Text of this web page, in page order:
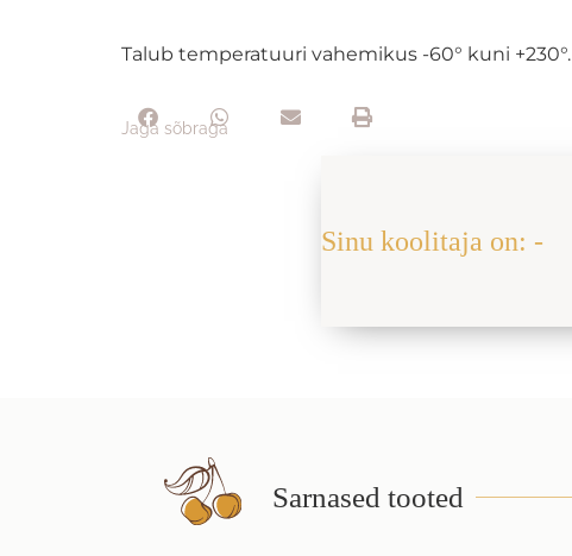
Talub temperatuuri vahemikus -60° kuni +230°.
Jaga sõbraga
Sinu koolitaja on: -
Sarnased tooted